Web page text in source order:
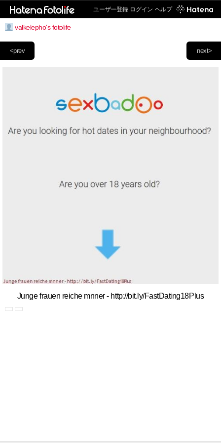
ユーザー登録 ログイン ヘルプ
valkelepho's fotolife
next>
<prev
Junge frauen reiche mnner - http://bit.ly/FastDating18Plus